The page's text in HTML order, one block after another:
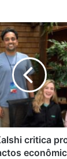
critica